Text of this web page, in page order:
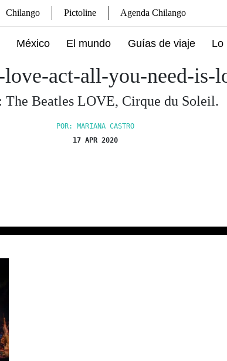
Chilango Pictoline Agenda Chilango
México El mundo Guías de viaje Lo
love-act-all-you-need-is-
The Beatles LOVE, Cirque du Soleil.
POR: MARIANA CASTRO
17 APR 2020